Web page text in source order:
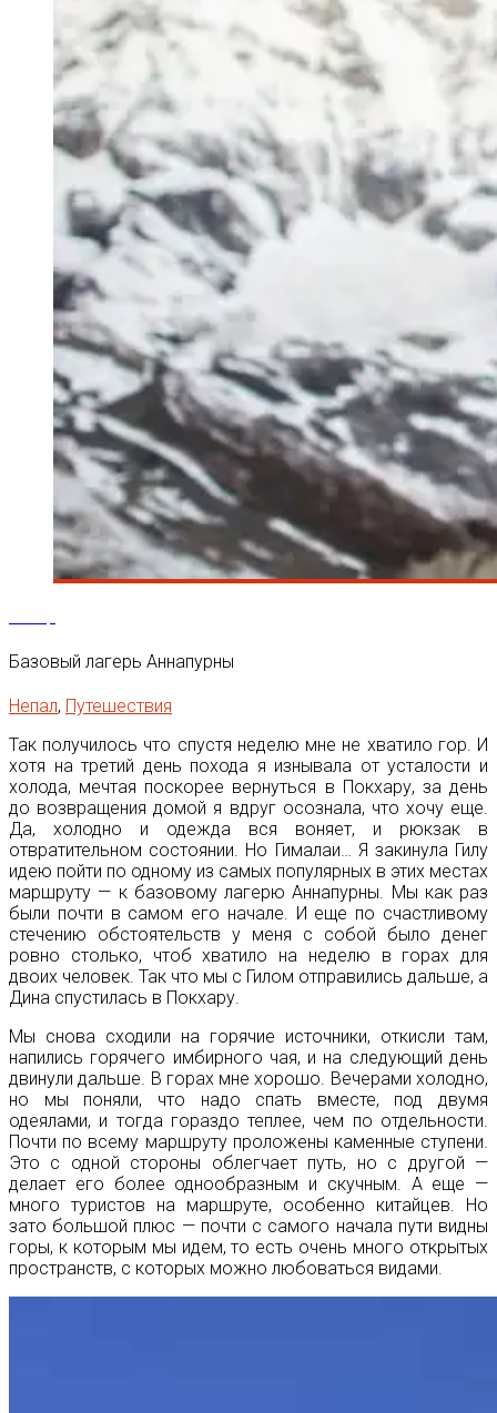
Базовый лагерь Аннапурны
Непал, Путешествия
Так получилось что спустя неделю мне не хватило гор. И
хотя на третий день похода я изнывала от усталости и
холода, мечтая поскорее вернуться в Покхару, за день
до возвращения домой я вдруг осознала, что хочу еще.
Да, холодно и одежда вся воняет, и рюкзак в
отвратительном состоянии. Но Гималаи… Я закинула Гилу
идею пойти по одному из самых популярных в этих местах
маршруту — к базовому лагерю Аннапурны. Мы как раз
были почти в самом его начале. И еще по счастливому
стечению обстоятельств у меня с собой было денег
ровно столько, чтоб хватило на неделю в горах для
двоих человек. Так что мы с Гилом отправились дальше, а
Дина спустилась в Покхару.
Мы снова сходили на горячие источники, откисли там,
напились горячего имбирного чая, и на следующий день
двинули дальше. В горах мне хорошо. Вечерами холодно,
но мы поняли, что надо спать вместе, под двумя
одеялами, и тогда гораздо теплее, чем по отдельности.
Почти по всему маршруту проложены каменные ступени.
Это с одной стороны облегчает путь, но с другой —
делает его более однообразным и скучным. А еще —
много туристов на маршруте, особенно китайцев. Но
зато большой плюс — почти с самого начала пути видны
горы, к которым мы идем, то есть очень много открытых
пространств, с которых можно любоваться видами.